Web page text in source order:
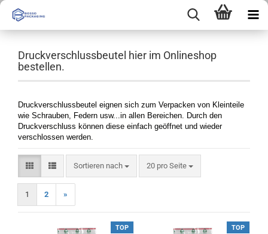
Druckverschlussbeutel hier im Onlineshop
bestellen.
Druckverschlussbeutel eignen sich zum Verpacken von Kleinteile
wie Schrauben, Federn usw...in allen Bereichen. Durch den
Druckverschluss können diese einfach geöffnet und wieder
verschlossen werden.
Sortieren nach
Sortieren nach 20 pro Seite
pro Seite
1 2 »
TOP TOP